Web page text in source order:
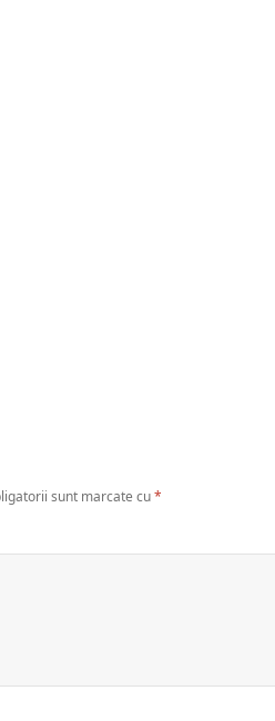
sunt marcate cu*